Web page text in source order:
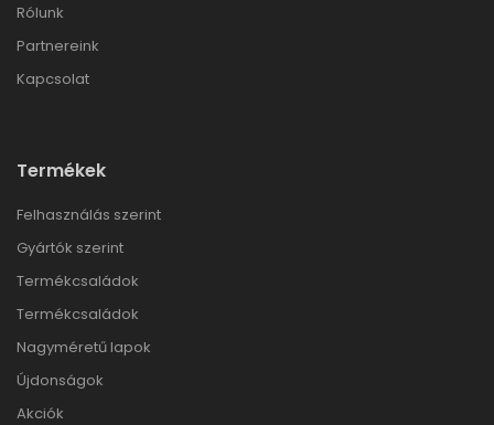
Rólunk
Partnereink
Kapcsolat
Termékek
Felhasználás szerint
Gyártók szerint
Termékcsaládok
Termékcsaládok
Nagyméretű lapok
Újdonságok
Akciók